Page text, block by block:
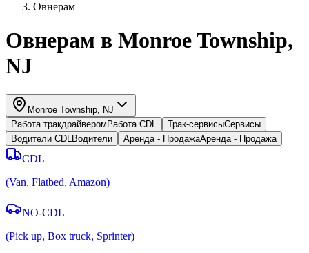
Овнерам
Овнерам в Monroe Township,
NJ
Monroe Township, NJ
Работа тракдрайвером Работа CDL Трак-сервисыCервисы
Водители CDL Водители Аренда - ПродажаАренда - Продажа
CDL
(Van, Flatbed, Amazon)
NO-CDL
(Pick up, Box truck, Sprinter)